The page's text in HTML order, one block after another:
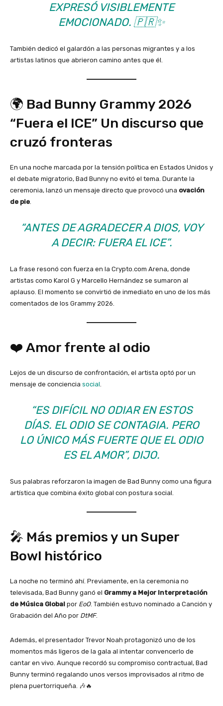
EXPRESÓ VISIBLEMENTE
EMOCIONADO. 🇵🇷✨
También dedicó el galardón a las personas migrantes y a los
artistas latinos que abrieron camino antes que él.
🌍 Bad Bunny Grammy 2026
“Fuera el ICE” Un discurso que
cruzó fronteras
En una noche marcada por la tensión política en Estados Unidos y
el debate migratorio, Bad Bunny no evitó el tema. Durante la
ceremonia, lanzó un mensaje directo que provocó una ovación
de pie.
“ANTES DE AGRADECER A DIOS, VOY
A DECIR: FUERA EL ICE”.
La frase resonó con fuerza en la Crypto.com Arena, donde
artistas como Karol G y Marcello Hernández se sumaron al
aplauso. El momento se convirtió de inmediato en uno de los más
comentados de los Grammy 2026.
❤️ Amor frente al odio
Lejos de un discurso de confrontación, el artista optó por un
mensaje de conciencia social.
“ES DIFÍCIL NO ODIAR EN ESTOS
DÍAS. EL ODIO SE CONTAGIA. PERO
LO ÚNICO MÁS FUERTE QUE EL ODIO
ES EL AMOR”, DIJO.
Sus palabras reforzaron la imagen de Bad Bunny como una figura
artística que combina éxito global con postura social.
🎤 Más premios y un Super
Bowl histórico
La noche no terminó ahí. Previamente, en la ceremonia no
televisada, Bad Bunny ganó el Grammy a Mejor Interpretación
de Música Global por EoO. También estuvo nominado a Canción y
Grabación del Año por DtMF.
Además, el presentador Trevor Noah protagonizó uno de los
momentos más ligeros de la gala al intentar convencerlo de
cantar en vivo. Aunque recordó su compromiso contractual, Bad
Bunny terminó regalando unos versos improvisados al ritmo de
plena puertorriqueña. 🎶🔥